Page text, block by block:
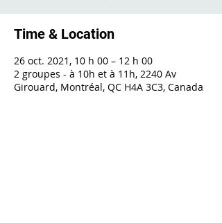
Time & Location
26 oct. 2021, 10 h 00 – 12 h 00
2 groupes - à 10h et à 11h, 2240 Av
Girouard, Montréal, QC H4A 3C3, Canada